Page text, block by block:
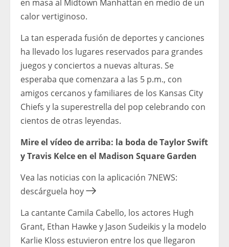
en masa al Midtown Manhattan en medio de un
calor vertiginoso.
La tan esperada fusión de deportes y canciones
ha llevado los lugares reservados para grandes
juegos y conciertos a nuevas alturas. Se
esperaba que comenzara a las 5 p.m., con
amigos cercanos y familiares de los Kansas City
Chiefs y la superestrella del pop celebrando con
cientos de otras leyendas.
Mire el vídeo de arriba: la boda de Taylor Swift
y Travis Kelce en el Madison Square Garden
Vea las noticias con la aplicación 7NEWS:
descárguela hoy
La cantante Camila Cabello, los actores Hugh
Grant, Ethan Hawke y Jason Sudeikis y la modelo
Karlie Kloss estuvieron entre los que llegaron